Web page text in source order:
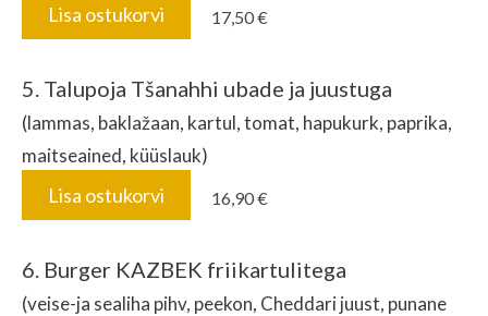
Lisa ostukorvi 17,50 €
5. Talupoja Tšanahhi ubade ja juustuga
(lammas, baklažaan, kartul, tomat, hapukurk, paprika,
maitseained, küüslauk)
Lisa ostukorvi 16,90 €
6. Burger KAZBEK friikartulitega
(veise-ja sealiha pihv, peekon, Cheddari juust, punane